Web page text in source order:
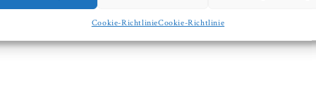
Cookie-RichtlinieCookie-Richtlinie